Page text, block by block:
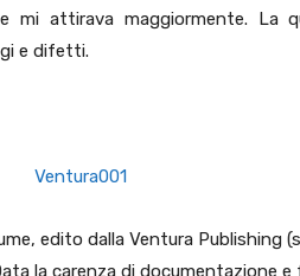
mi attirava maggiormente. La
e difetti.
edito dalla Ventura Publishing
la carenza di documentazione